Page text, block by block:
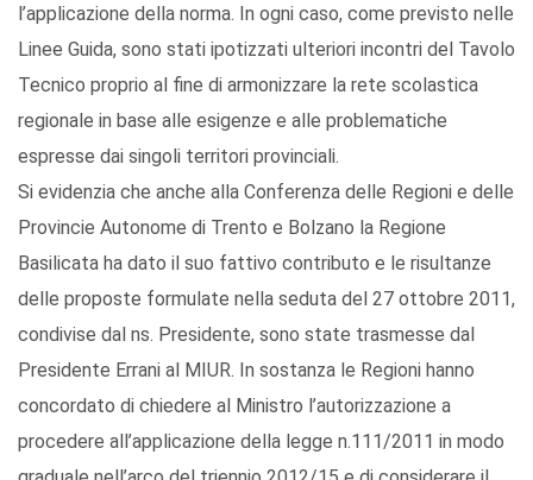
l’applicazione della norma. In ogni caso, come previsto nelle
Linee Guida, sono stati ipotizzati ulteriori incontri del Tavolo
Tecnico proprio al fine di armonizzare la rete scolastica
regionale in base alle esigenze e alle problematiche
espresse dai singoli territori provinciali.
Si evidenzia che anche alla Conferenza delle Regioni e delle
Provincie Autonome di Trento e Bolzano la Regione
Basilicata ha dato il suo fattivo contributo e le risultanze
delle proposte formulate nella seduta del 27 ottobre 2011,
condivise dal ns. Presidente, sono state trasmesse dal
Presidente Errani al MIUR. In sostanza le Regioni hanno
concordato di chiedere al Ministro l’autorizzazione a
procedere all’applicazione della legge n.111/2011 in modo